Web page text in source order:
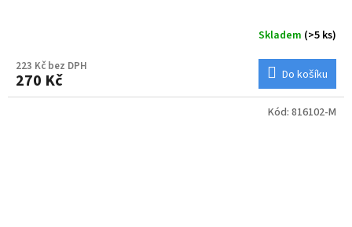
Skladem (>5 ks)
223 Kč bez DPH
270 Kč Do košíku
Kód: 816102-M